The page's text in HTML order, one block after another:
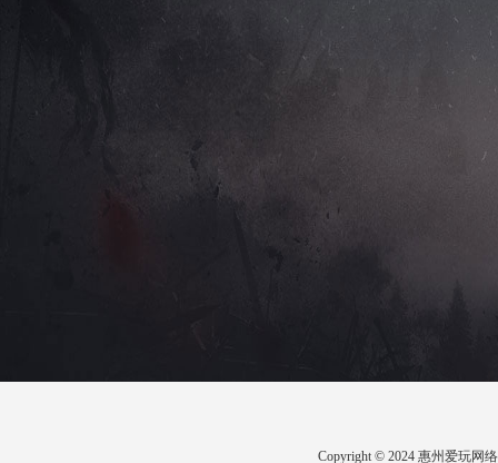
Copyright © 2024 惠州爱玩网